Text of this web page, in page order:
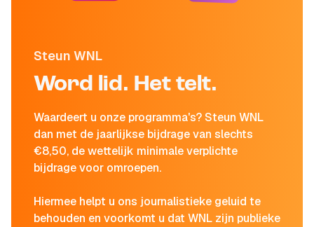
Steun WNL
Word lid. Het telt.
Waardeert u onze programma's? Steun WNL
dan met de jaarlijkse bijdrage van slechts
€8,50, de wettelijk minimale verplichte
bijdrage voor omroepen.
Hiermee helpt u ons journalistieke geluid te
behouden en voorkomt u dat WNL zijn publieke